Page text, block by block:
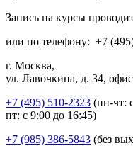
Запись на курсы
или по телефону: +7
г. Москва,
ул. Лавочкина, д. 34, офис
+7 (495) 510-2323 (пн-чт:
пт: с 9:00 до 16:45)
+7 (985) 386-5843 (без